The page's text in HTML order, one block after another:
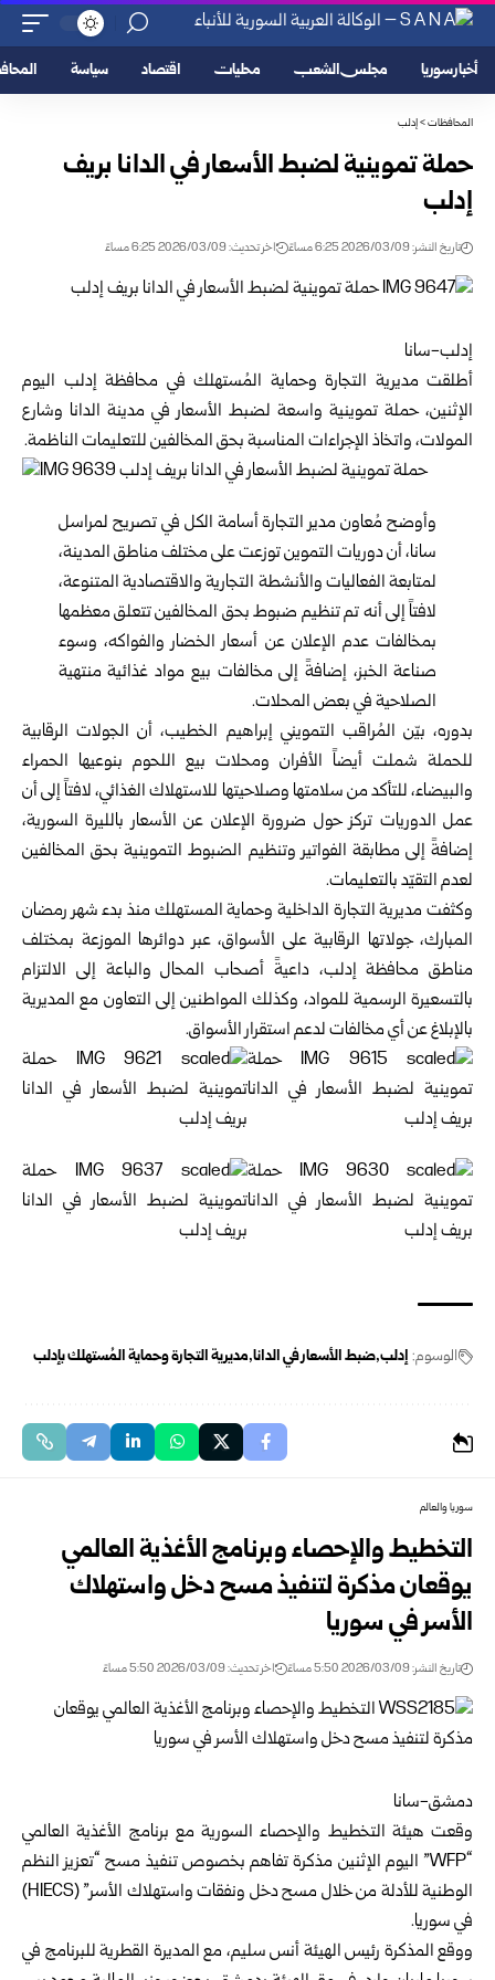
أخبار سوريا مجلس الشعب محليات اقتصاد سياسة
المحافظات>إدلب
حملة تموينية لضبط الأسعار في الدانا بريف
إدلب
تاريخ النشر: 2026/03/09 6:25 مساءً اخر تحديث: 2026/03/09 6:25 مساءً
إدلب-سانا
أطلقت مديرية التجارة وحماية المُستهلك في محافظة إدلب اليوم
الإثنين، حملة تموينية واسعة لضبط الأسعار في مدينة الدانا وشارع
المولات، واتخاذ الإجراءات المناسبة بحق المخالفين للتعليمات الناظمة.
وأوضح مُعاون مدير التجارة أسامة الكل في تصريح لمراسل
سانا، أن دوريات التموين توزعت على مختلف مناطق المدينة،
لمتابعة الفعاليات والأنشطة التجارية والاقتصادية المتنوعة،
لافتاً إلى أنه تم تنظيم ضبوط بحق المخالفين تتعلق معظمها
بمخالفات عدم الإعلان عن أسعار الخضار والفواكه، وسوء
صناعة الخبز، إضافةً إلى مخالفات بيع مواد غذائية منتهية
الصلاحية في بعض المحلات.
بدوره، بيّن المُراقب التمويني إبراهيم الخطيب، أن الجولات الرقابية
للحملة شملت أيضاً الأفران ومحلات بيع اللحوم بنوعيها الحمراء
والبيضاء، للتأكد من سلامتها وصلاحيتها للاستهلاك الغذائي، لافتاً إلى أن
عمل الدوريات تركز حول ضرورة الإعلان عن الأسعار بالليرة السورية،
إضافةً إلى مطابقة الفواتير وتنظيم الضبوط التموينية بحق المخالفين
لعدم التقيّد بالتعليمات.
وكثفت مديرية التجارة الداخلية وحماية المستهلك منذ بدء شهر رمضان
المبارك، جولاتها الرقابية على الأسواق، عبر دوائرها الموزعة بمختلف
مناطق محافظة إدلب، داعيةً أصحاب المحال والباعة إلى الالتزام
بالتسعيرة الرسمية للمواد، وكذلك المواطنين إلى التعاون مع المديرية
بالإبلاغ عن أي مخالفات لدعم استقرار الأسواق.
الوسوم: إدلب ضبط الأسعار في الدانا مديرية التجارة وحماية المُستهلك بإدلب
سوريا والعالم
التخطيط والإحصاء وبرنامج الأغذية العالمي
يوقعان مذكرة لتنفيذ مسح دخل واستهلاك
الأسر في سوريا
تاريخ النشر: 2026/03/09 5:50 مساءً اخر تحديث: 2026/03/09 5:50 مساءً
دمشق-سانا
وقعت هيئة التخطيط والإحصاء السورية مع برنامج الأغذية العالمي
“WFP” اليوم الإثنين مذكرة تفاهم بخصوص تنفيذ مسح “تعزيز النظم
الوطنية للأدلة من خلال مسح دخل ونفقات واستهلاك الأسر” (HIECS)
في سوريا.
ووقع المذكرة رئيس الهيئة أنس سليم، مع المديرة القطرية للبرنامج في